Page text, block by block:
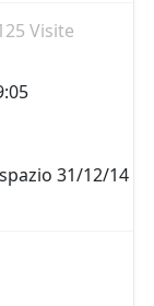
Visite
31/12/14